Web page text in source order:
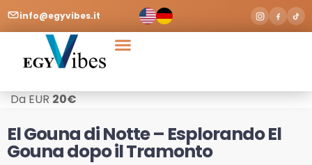
info@egyvibes.it
Da EUR 20€
El Gouna di Notte – Esplorando El
Gouna dopo il Tramonto